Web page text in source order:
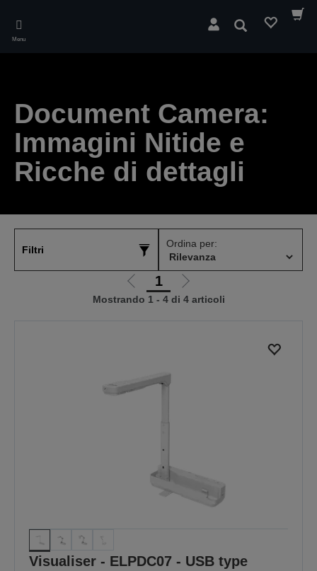
main
Menu
Cerca
Document Camera:
Immagini Nitide e
Ricche di dettagli
Filtri
Ordina per:
Vai
alla
1
Vai
alla
Mostrando 1 - 4 di 4 articoli
Visualiser - ELPDC07 - USB type